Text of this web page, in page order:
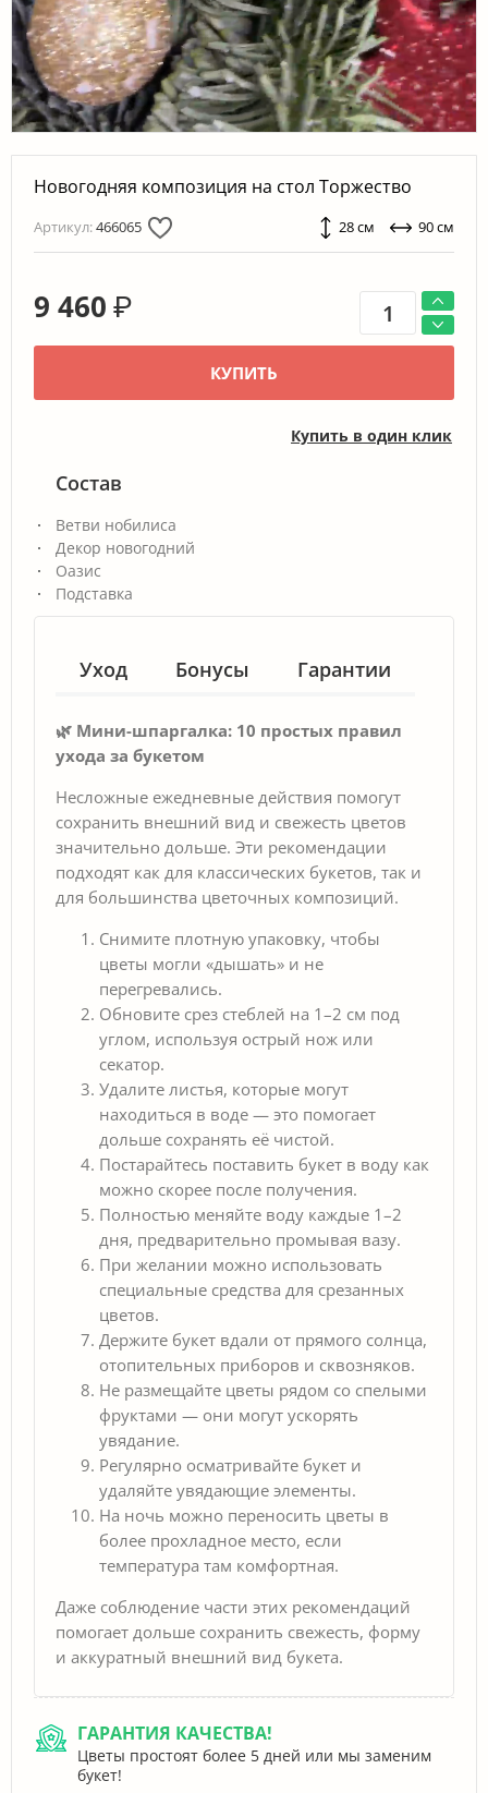
Новогодняя композиция на стол Торжество
Артикул:466065 28 см 90 см
9 460 ₽
КУПИТЬ
Купить в один клик
Состав
Ветви нобилиса
Декор новогодний
Оазис
Подставка
Уход Бонусы Гарантии
🌿 Мини-шпаргалка: 10 простых правил
ухода за букетом
Несложные ежедневные действия помогут
сохранить внешний вид и свежесть цветов
значительно дольше. Эти рекомендации
подходят как для классических букетов, так и
для большинства цветочных композиций.
Снимите плотную упаковку, чтобы
цветы могли «дышать» и не
перегревались.
Обновите срез стеблей на 1–2 см под
углом, используя острый нож или
секатор.
Удалите листья, которые могут
находиться в воде — это помогает
дольше сохранять её чистой.
Постарайтесь поставить букет в воду как
можно скорее после получения.
Полностью меняйте воду каждые 1–2
дня, предварительно промывая вазу.
При желании можно использовать
специальные средства для срезанных
цветов.
Держите букет вдали от прямого солнца,
отопительных приборов и сквозняков.
Не размещайте цветы рядом со спелыми
фруктами — они могут ускорять
увядание.
Регулярно осматривайте букет и
удаляйте увядающие элементы.
На ночь можно переносить цветы в
более прохладное место, если
температура там комфортная.
Даже соблюдение части этих рекомендаций
помогает дольше сохранить свежесть, форму
и аккуратный внешний вид букета.
ГАРАНТИЯ КАЧЕСТВА!
Цветы простоят более 5 дней или мы заменим
букет!